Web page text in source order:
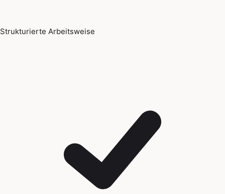
Strukturierte Arbeitsweise